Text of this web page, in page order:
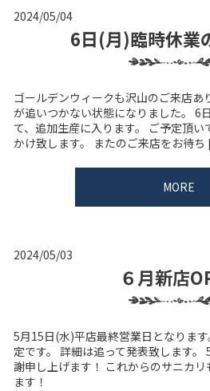
2024/05/04
6日(月)臨時休業
ゴールデンウィークも沢山のご来店あ
が追いつかない状態になりました。 6
て、追加生産に入ります。 ご予定頂
かけ致します。 またのご来店をお待
MORE
2024/05/03
６月新店
5月15日(水)平店最終営業日となりま
定です。 詳細は追って発表致します
謝申し上げます！ これからのサニカ
ます！